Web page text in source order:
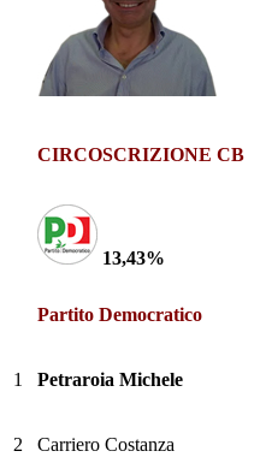
CIRCOSCRIZIONE CB
13,43%
Partito Democratico
1 Petraroia Michele
2
Carriero Costanza